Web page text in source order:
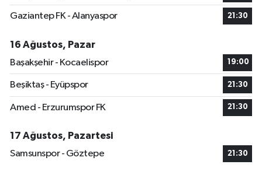
Gaziantep FK - Alanyaspor 21:30
16 Ağustos, Pazar
Başakşehir - Kocaelispor
19:00
Beşiktaş - Eyüpspor 21:30
Amed - Erzurumspor FK 21:30
17 Ağustos, Pazartesi
Samsunspor - Göztepe
21:30